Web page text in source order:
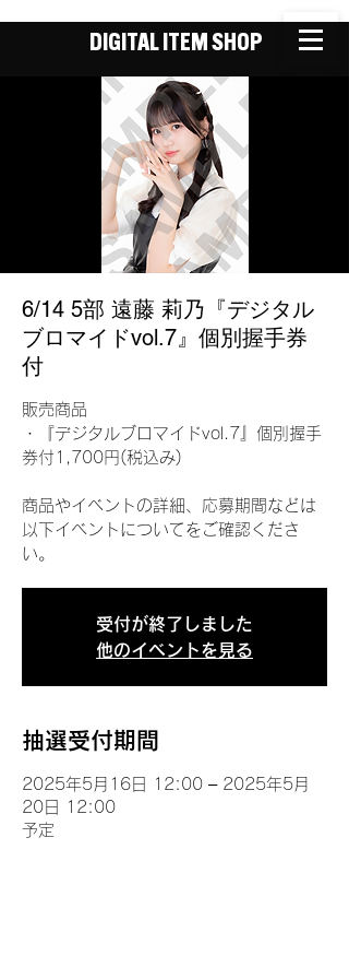
DIGITAL ITEM SHOP
6/14 5部 遠藤 莉乃『デジタル
ブロマイドvol.7』個別握手券
付
販売商品
・『デジタルブロマイドvol.7』個別握手
券付1,700円(税込み)
商品やイベントの詳細、応募期間などは
以下イベントについてをご確認くださ
い。
受付が終了しました
他のイベントを見る
抽選受付期間
2025年5月16日 12:00 – 2025年5月
20日 12:00
予定